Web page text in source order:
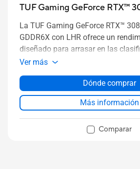
TUF Gaming GeForce RTX™
La TUF Gaming GeForce RTX™
GDDR6X con LHR ofrece un
diseñado para arrasar en las
Ver más
Dónde comprar
Más información
Comparar